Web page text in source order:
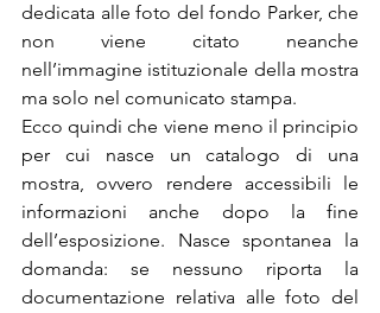
dedicata alle foto del fondo Parker, che
non viene citato neanche
nell’immagine istituzionale della mostra
ma solo nel comunicato stampa.
Ecco quindi che viene meno il principio
per cui nasce un catalogo di una
mostra, ovvero rendere accessibili le
informazioni anche dopo la fine
dell’esposizione. Nasce spontanea la
domanda: se nessuno riporta la
documentazione relativa alle foto del